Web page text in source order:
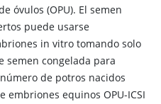
óvulos (OPU). El semen
puede usarse
in vitro tomando solo
semen congelada para
de potros nacidos
equinos OPU-ICSI